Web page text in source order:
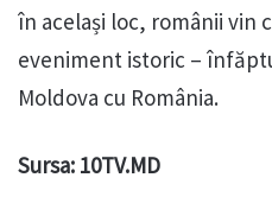
în același loc, românii vin
eveniment istoric –
Moldova cu România.
Sursa: 10TV.MD